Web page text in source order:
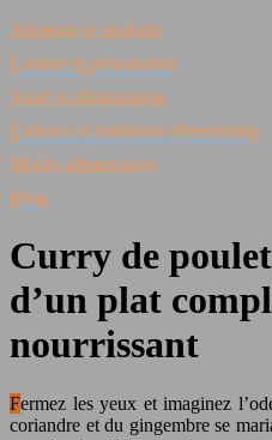
Aliments et produits
Cuisine et préparation
Santé et alimentation
Cultures et traditions alimentaires
Modes alimentaires
Blog
Curry de
d’un plat
nourrissant
Fermez les yeux et imaginez l’odeur envoûtante du curcuma, de la
coriandre et du gingembre se